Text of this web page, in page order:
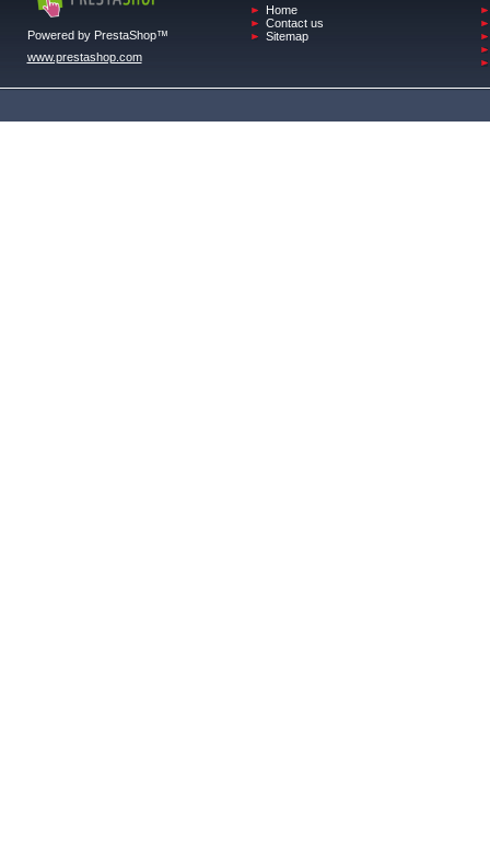
Powered by PrestaShop™
www.prestashop.com
Home
Contact us
Sitemap